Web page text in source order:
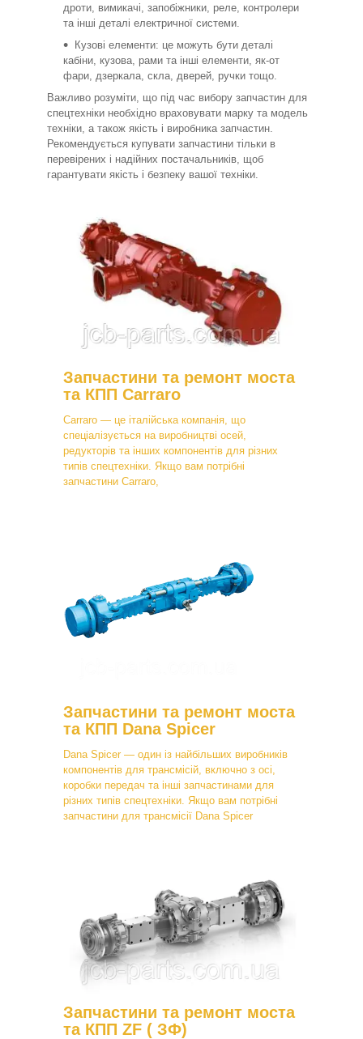
дроти, вимикачі, запобіжники, реле, контролери
та інші деталі електричної системи.
Кузові елементи: це можуть бути деталі
кабіни, кузова, рами та інші елементи, як-от
фари, дзеркала, скла, дверей, ручки тощо.
Важливо розуміти, що під час вибору запчастин для
спецтехніки необхідно враховувати марку та модель
техніки, а також якість і виробника запчастин.
Рекомендується купувати запчастини тільки в
перевірених і надійних постачальників, щоб
гарантувати якість і безпеку вашої техніки.
Запчастини та ремонт моста
та КПП Carraro
Carraro — це італійська компанія, що
спеціалізується на виробництві осей,
редукторів та інших компонентів для різних
типів спецтехніки. Якщо вам потрібні
запчастини Carraro,
Запчастини та ремонт моста
та КПП Dana Spicer
Dana Spicer — один із найбільших виробників
компонентів для трансмісій, включно з осі,
коробки передач та інші запчастинами для
різних типів спецтехніки. Якщо вам потрібні
запчастини для трансмісії Dana Spicer
Запчастини та ремонт моста
та КПП ZF ( ЗФ)